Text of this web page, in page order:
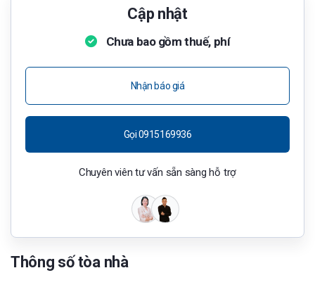
Thông số tòa nhà
Cập nhật
Chưa bao gồm thuế, phí
Nhận báo giá
Gọi 0915169936
Chuyên viên tư vấn sẵn sàng hỗ trợ